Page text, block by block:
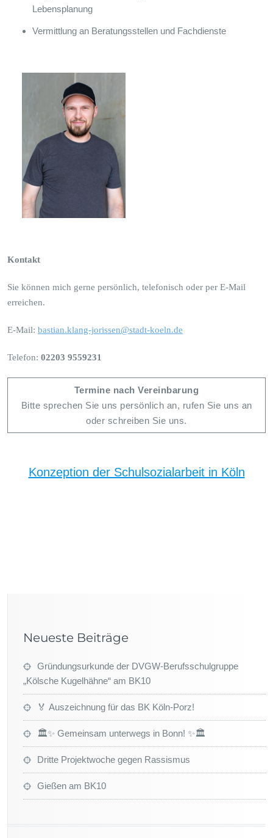
Lebensplanung
Vermittlung an Beratungsstellen und Fachdienste
Kontakt
Sie können mich gerne persönlich, telefonisch oder per E-Mail
erreichen.
E-Mail: bastian.klang-jorissen@stadt-koeln.de
Telefon: 02203 9559231
Termine nach Vereinbarung
Bitte sprechen Sie uns persönlich an, rufen Sie uns an
oder schreiben Sie uns.
Konzeption der Schulsozialarbeit in Köln
Neueste Beiträge
Gründungsurkunde der DVGW-Berufsschulgruppe
„Kölsche Kugelhähne“ am BK10
🏅 Auszeichnung für das BK Köln-Porz!
🏛️✨ Gemeinsam unterwegs in Bonn! ✨🏛️
Dritte Projektwoche gegen Rassismus
Gießen am BK10